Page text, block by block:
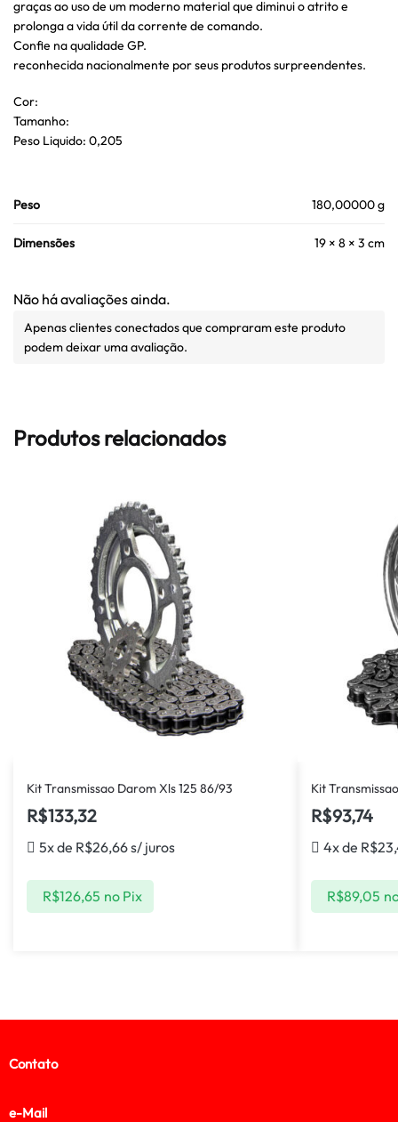
graças ao uso de um moderno material que diminui o atrito e
prolonga a vida útil da corrente de comando.
Confie na qualidade GP.
reconhecida nacionalmente por seus produtos surpreendentes.
Cor:
Tamanho:
Peso Liquido: 0,205
Peso 180,00000 g
Dimensões 19 × 8 × 3 cm
Não há avaliações ainda.
Apenas clientes conectados que compraram este produto
podem deixar uma avaliação.
Produtos relacionados
Kit Transmissao Darom Xls 125 86/93
R$133,32
5x de R$26,66s/ juros
R$126,65 no Pix
Kit
R$93,74
4x de R$
R$89,05
Contato
e-Mail